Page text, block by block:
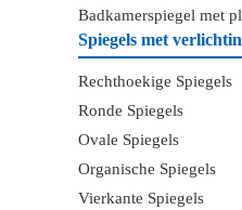
Badkamerspiegel met
Spiegels met
Rechthoekige Spiegels
Ronde Spiegels
Ovale Spiegels
Organische Spiegels
Vierkante Spiegels